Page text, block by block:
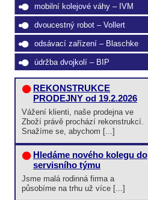
Heršpice
mobilní kolejové váhy – IVM
dvoucestný robot – Vollert
odsávací zařízení – Blaschke
údržba dvojkolí – BIP
REKONSTRUKCE
PRODEJNY od 19.2.2026
Vážení klienti, naše prodejna ve
Zboží právě prochází rekonstrukcí.
Snažíme se, abychom [...]
Hledáme nového kolegu do
servisního týmu
Jsme malá rodinná firma a
působíme na trhu už více [...]